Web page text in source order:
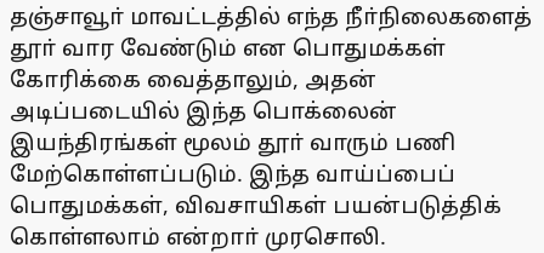
தஞ்சாவூா் மாவட்டத்தில் எந்த நீா்நிலைகளைத்
தூா் வார வேண்டும் என பொதுமக்கள்
கோரிக்கை வைத்தாலும், அதன்
அடிப்படையில் இந்த பொக்லைன்
இயந்திரங்கள் மூலம் தூா் வாரும் பணி
மேற்கொள்ளப்படும். இந்த வாய்ப்பைப்
பொதுமக்கள், விவசாயிகள் பயன்படுத்திக்
கொள்ளலாம் என்றாா் முரசொலி.